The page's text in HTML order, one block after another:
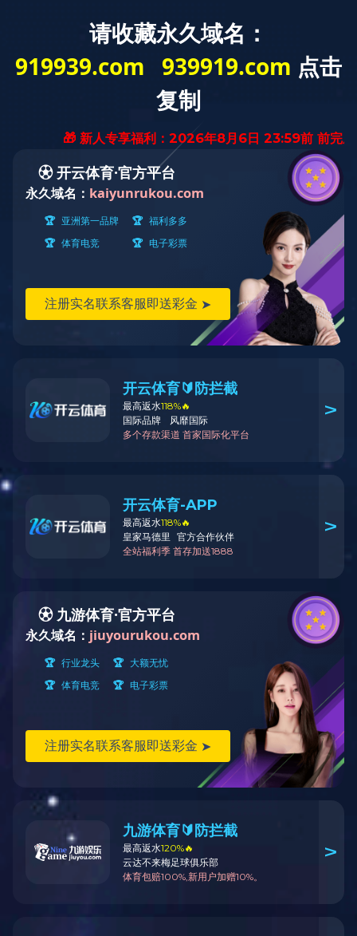
工程案例
平凉新世纪供热公司2台29MW和1台70MW燃煤热水
采暖锅炉烟气达标治理改造项目动工仪式